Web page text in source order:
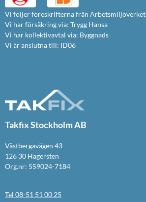
Vi följer föreskrifterna från Arbetsmiljöverket
Vi har försäkring via: Trygg Hansa
Vi har kollektivavtal via: Byggnads
Vi är anslutna till: ID06
Takfix Stockholm AB
Västbergavägen 43
126 30 Hägersten
Org.nr: 559024-7184
Tel 08-51 51 00 25